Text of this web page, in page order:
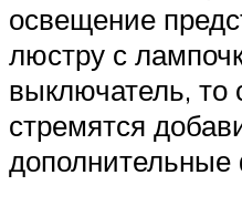
освещение
люстру с
выключатель, то
стремятся
дополнительные